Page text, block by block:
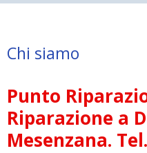
Chi siamo
Punto
Riparazione a
Mesenzana.